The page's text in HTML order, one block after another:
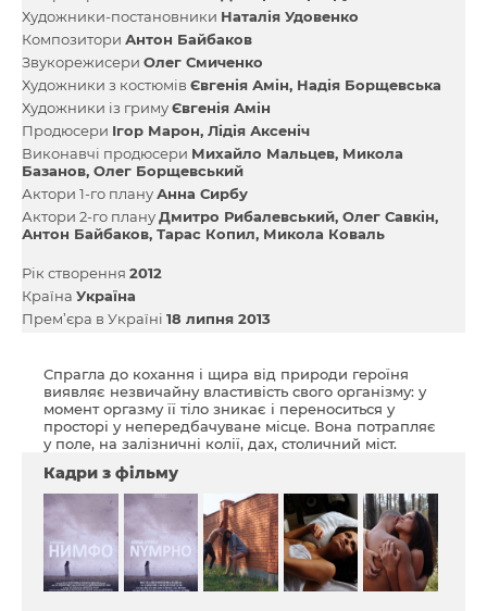
Художники-постановники Наталія Удовенко
Композитори Антон Байбаков
Звукорежисери Олег Смиченко
Художники з костюмів Євгенія Амін Надія Борщевська
Художники із гримуЄвгенія Амін
Продюсери Ігор Марон Лідія Аксеніч
Виконавчі продюсери Михайло Мальцев Микола
Базанов Олег Борщевський
Актори 1-го плануАнна Сирбу
Актори 2-го плануДмитро Рибалевський Олег Савкін
Антон Байбаков Тарас Копил Микола Коваль
Рік створення 2012
Країна Україна
Прем’єра в Україні 18 липня 2013
Спрагла до кохання і щира від природи героїня
виявляє незвичайну властивість свого організму: у
момент оргазму її тіло зникає і переноситься у
просторі у непередбачуване місце. Вона потрапляє
у поле, на залізничні колії, дах, столичний міст.
Кадри з фільму